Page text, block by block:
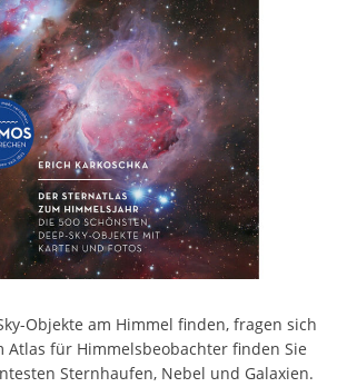
Objekte am Himmel finden, fragen sich
Atlas für Himmelsbeobachter finden Sie
Sternhaufen, Nebel und Galaxien.